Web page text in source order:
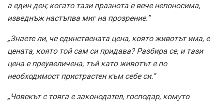
а един ден; когато тази празнота е вече непоносима,
изведнъж настъпва миг на прозрение.”
„Знаете ли, че единствената цена, която животът има, е
цената, която той сам си придава? Разбира се, и тази
цена е преувеличена, тъй като животът е по
необходимост пристрастен към себе си.”
„Човекът с тояга е законодател, господар, комуто